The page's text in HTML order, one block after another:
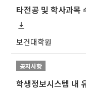
타전공 및 학사과목
보건대학원
공지사항